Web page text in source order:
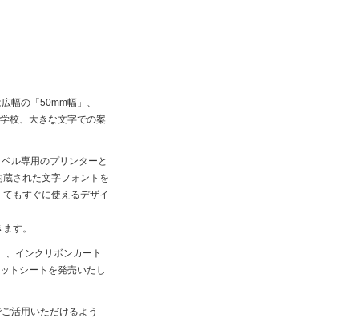
幅の「50mm幅」、
校、大きな文字での案
ル専用のプリンターと
された文字フォントを
もすぐに使えるデザイ
す。
インクリボンカート
トシートを発売いたし
活用いただけるよう